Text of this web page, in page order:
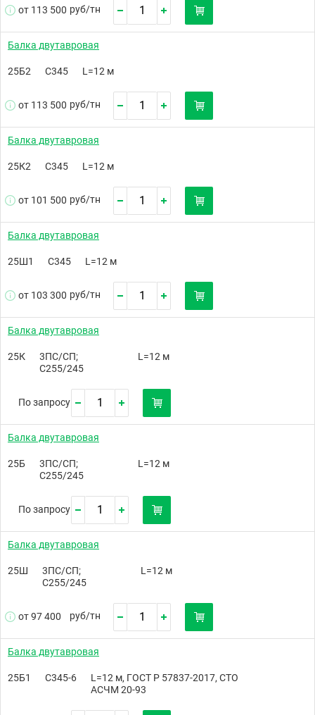
от 113 500 руб/тн
Балка двутавровая
25Б2 С345 L=12 м
от 113 500 руб/тн
Балка двутавровая
25К2 С345 L=12 м
от 101 500 руб/тн
Балка двутавровая
25Ш1 С345 L=12 м
от 103 300 руб/тн
Балка двутавровая
25К
3ПС/СП;
С255/245
L=12 м
По запросу
Балка двутавровая
25Б
3ПС/СП;
С255/245
L=12 м
По запросу
Балка двутавровая
25Ш
3ПС/СП;
С255/245
L=12 м
от 97 400 руб/тн
Балка двутавровая
25Б1 С345-6
L=12 м, ГОСТ Р 57837-2017, СТО
АСЧМ 20-93